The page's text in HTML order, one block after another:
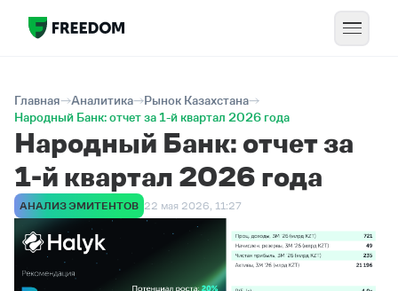
Главная Аналитика
Рынок Казахстана
Народный Банк: отчет за 1-й квартал 2026 года
Народный Банк: отчет за
1-й квартал 2026 года
АНАЛИЗ ЭМИТЕНТОВ 22 мая 2026, 11:27